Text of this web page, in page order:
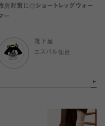
房対策に◎ショートレッグウォー
ー
靴下屋
エスパル仙台